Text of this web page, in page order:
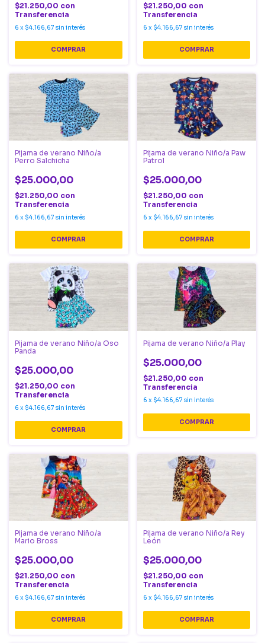
$21.250,00 con
Transferencia
6 x $4.166,67 sin interés
COMPRAR
$21.250,00 con
Transferencia
6 x $4.166,67 sin interés
COMPRAR
Pijama de verano Niño/a
Perro Salchicha
$25.000,00
$21.250,00 con
Transferencia
6 x $4.166,67 sin interés
COMPRAR
Pijama de verano Niño/a Paw
Patrol
$25.000,00
$21.250,00 con
Transferencia
6 x $4.166,67 sin interés
COMPRAR
Pijama de verano Niño/a Oso
Panda
$25.000,00
$21.250,00 con
Transferencia
6 x $4.166,67 sin interés
COMPRAR
Pijama de verano Niño/a Play
$25.000,00
$21.250,00 con
Transferencia
6 x $4.166,67 sin interés
COMPRAR
Pijama de verano Niño/a
Mario Bross
$25.000,00
$21.250,00 con
Transferencia
6 x $4.166,67 sin interés
COMPRAR
Pijama de verano Niño/a Rey
León
$25.000,00
$21.250,00 con
Transferencia
6 x $4.166,67 sin interés
COMPRAR